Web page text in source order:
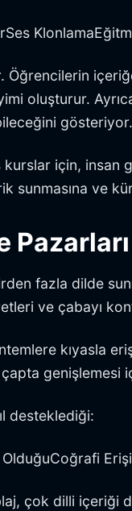
oluşturur.
gösteriyor.
için, insan
sunmasına ve
fazla dilde
ve çabayı
kıyasla
çapta
desteklediği:
OlduğuCoğrafi
çok dilli içeriği